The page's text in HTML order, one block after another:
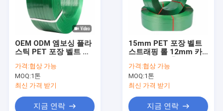
OEM ODM 엠보싱 플라
스틱 PET 포장 벨트 팔
정색 노란색
가격:협상 가능
MOQ:1톤
최신 가격 받기
지금 연락
15mm PET 포장 벨트
스트래핑 롤 12mm 카
가격:협상 가능
MOQ:1톤
최신 가격 받기
지금 연락